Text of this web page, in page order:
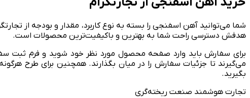
شما می‌توانید آهن اسفنجی را بسته به نوع کاربرد، مقدار و بودجه از
هدفش دسترسی راحت شما به بهترین و باکیفیت‌ترین محصولات است.
برای سفارش باید وارد صفحه محصول مورد نظر خود شوید و فرم ثبت
می‌گیرند تا جزئیات سفارش را در میان بگذارند. همچنین برای طرح
بگیرید.
تجارت هوشمند صنعت ریخته‌گری